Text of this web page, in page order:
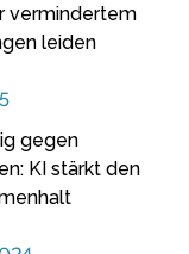
vermindertem
leiden
gegen
KI stärkt den